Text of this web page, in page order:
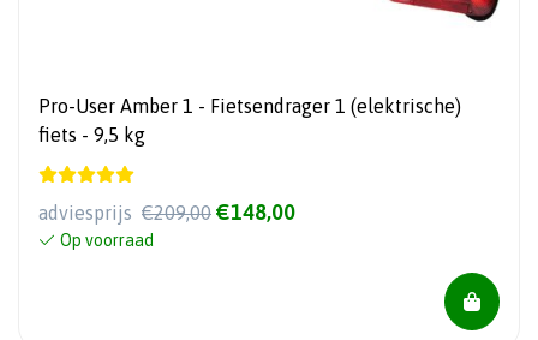
Pro-User Amber 1 - Fietsendrager 1 (elektrische)
fiets - 9,5 kg
adviesprijs €209,00 €148,00
Op voorraad